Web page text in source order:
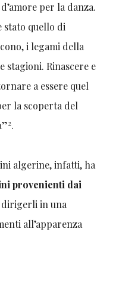
per la danza.
stato quello di
i legami della
Rinascere e
a essere quel
la scoperta del
2.
algerine, infatti, ha
provenienti dai
in una
all’apparenza